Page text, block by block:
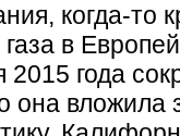
когда-то
в
2015 года
она вложила